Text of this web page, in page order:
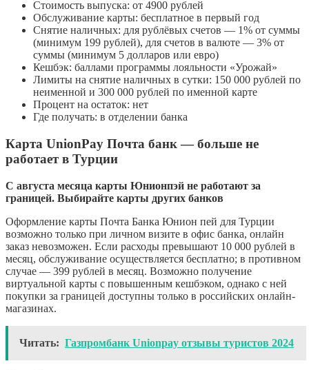
Стоимость выпуска: от 4900 рублей
Обслуживание карты: бесплатное в первый год
Снятие наличных: для рублёвых счетов — 1% от суммы
(минимум 199 рублей), для счетов в валюте — 3% от
суммы (минимум 5 долларов или евро)
Кешбэк: баллами программы лояльности «Урожай»
Лимиты на снятие наличных в сутки: 150 000 рублей по
неименной и 300 000 рублей по именной карте
Процент на остаток: нет
Где получать: в отделении банка
Карта UnionPay Почта банк — больше не
работает в Турции
С августа месяца карты Юнионпэй не работают за
границей. Выбирайте карты других банков
Оформление карты Почта Банка Юнион пей для Турции
возможно только при личном визите в офис банка, онлайн
заказ невозможен. Если расходы превышают 10 000 рублей в
месяц, обслуживание осуществляется бесплатно; в противном
случае — 399 рублей в месяц. Возможно получение
виртуальной карты с повышенным кешбэком, однако с ней
покупки за границей доступны только в российских онлайн-
магазинах.
Читать: Газпромбанк Unionpay отзывы туристов 2024